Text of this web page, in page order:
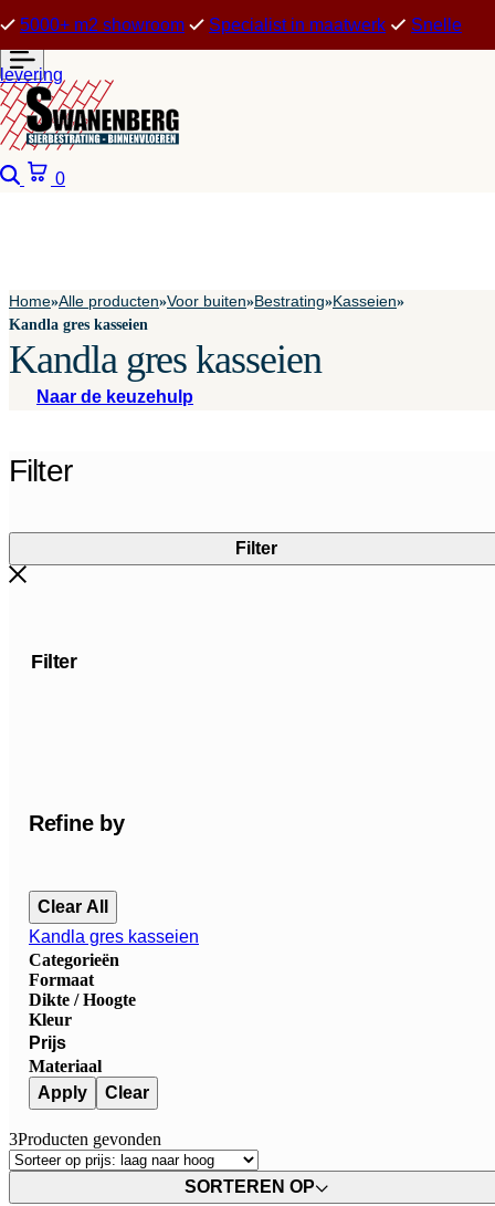
5000+ m2 showroom Specialist in maatwerk Snelle
levering
Zoeken
0
Home»Alle producten»Voor buiten»Bestrating»Kasseien»
Kandla gres kasseien
Kandla gres kasseien
Naar de keuzehulp
Filter
Filter
Filter
Refine by
Clear All
Kandla gres kasseien
Categorieën
Formaat
Dikte / Hoogte
Kleur
Prijs
Materiaal
Apply
Clear
3Producten gevonden
SORTEREN OP